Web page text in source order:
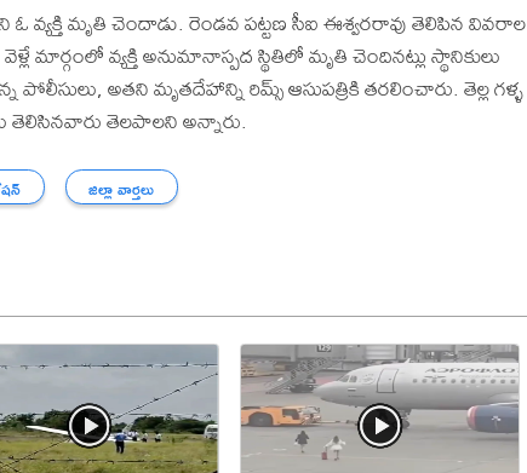
ఓ వ్యక్తి మృతి చెందాడు. రెండవ పట్టణ సీఐ ఈశ్వరరావు తెలిపిన వివరాల
మార్గంలో వ్యక్తి అనుమానాస్పద స్థితిలో మృతి చెందినట్లు స్థానికులు
అతని మృతదేహాన్ని రిమ్స్ ఆసుపత్రికి తరలించారు. తెల్ల గళ్ళ
తెలపాలని అన్నారు.
జిల్లా వార్తలు